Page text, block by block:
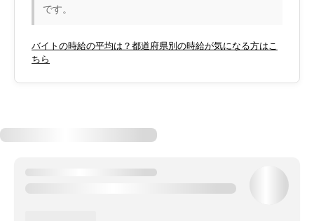
です。
バイトの時給の平均は？都道府県別の時給が気になる方はこ
ちら